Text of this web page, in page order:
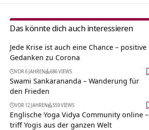
Das könnte dich auch interessieren
Jede Krise ist auch eine Chance – positive
Gedanken zu Corona
VOR 6 JAHREN 686 VIEWS
Swami Sankarananda – Wanderung für
den Frieden
VOR 12 JAHREN 559 VIEWS
Englische Yoga Vidya Community online –
triff Yogis aus der ganzen Welt